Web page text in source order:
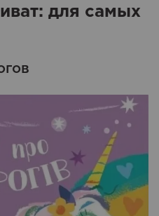
для самых